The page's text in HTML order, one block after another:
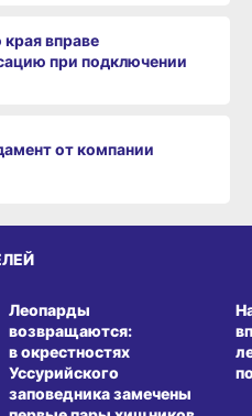
вправе
при подключении
от компании
Леопарды
возвращаются:
в окрестностях
Уссурийского
заповедника замечены